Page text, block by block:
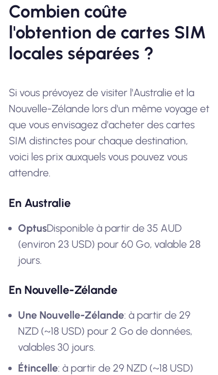
Combien coûte
l'obtention de cartes SIM
locales séparées ?
Si vous prévoyez de visiter l'Australie et la
Nouvelle-Zélande lors d'un même voyage et
que vous envisagez d'acheter des cartes
SIM distinctes pour chaque destination,
voici les prix auxquels vous pouvez vous
attendre.
En Australie
OptusDisponible à partir de 35 AUD
(environ 23 USD) pour 60 Go, valable 28
jours.
En Nouvelle-Zélande
Une Nouvelle-Zélande: à partir de 29
NZD (~18 USD) pour 2 Go de données,
valables 30 jours.
Étincelle: à partir de 29 NZD (~18 USD)